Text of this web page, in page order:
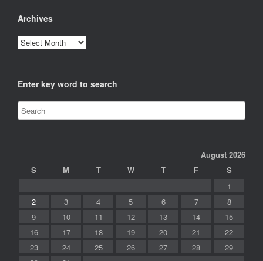
Archives
Archives
Enter key word to search
August 2026
S
M T W T F
S
1
2
3 4 5 6 7
8
9
10 11 12 13 14
15
16
17 18 19 20 21
22
23
24 25 26 27 28
29